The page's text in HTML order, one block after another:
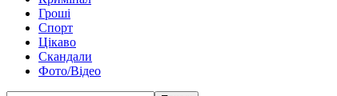
Гроші
Спорт
Цікаво
Скандали
Фото/Відео